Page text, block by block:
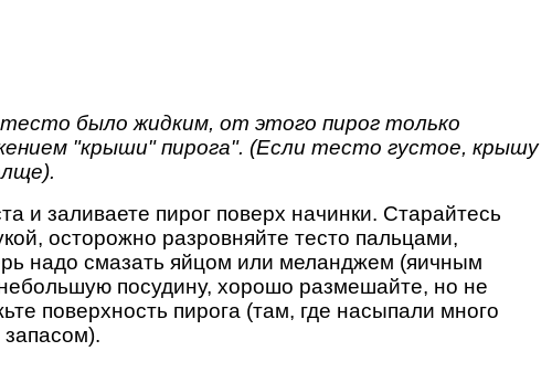
было жидким, от этого пирог только
"крыши" пирога". (Если тесто густое, крышу
и заливаете пирог поверх начинки. Старайтесь
осторожно разровняйте тесто пальцами,
надо смазать яйцом или меланджем (яичным
посудину, хорошо размешайте, но не
поверхность пирога (там, где насыпали много
запасом).